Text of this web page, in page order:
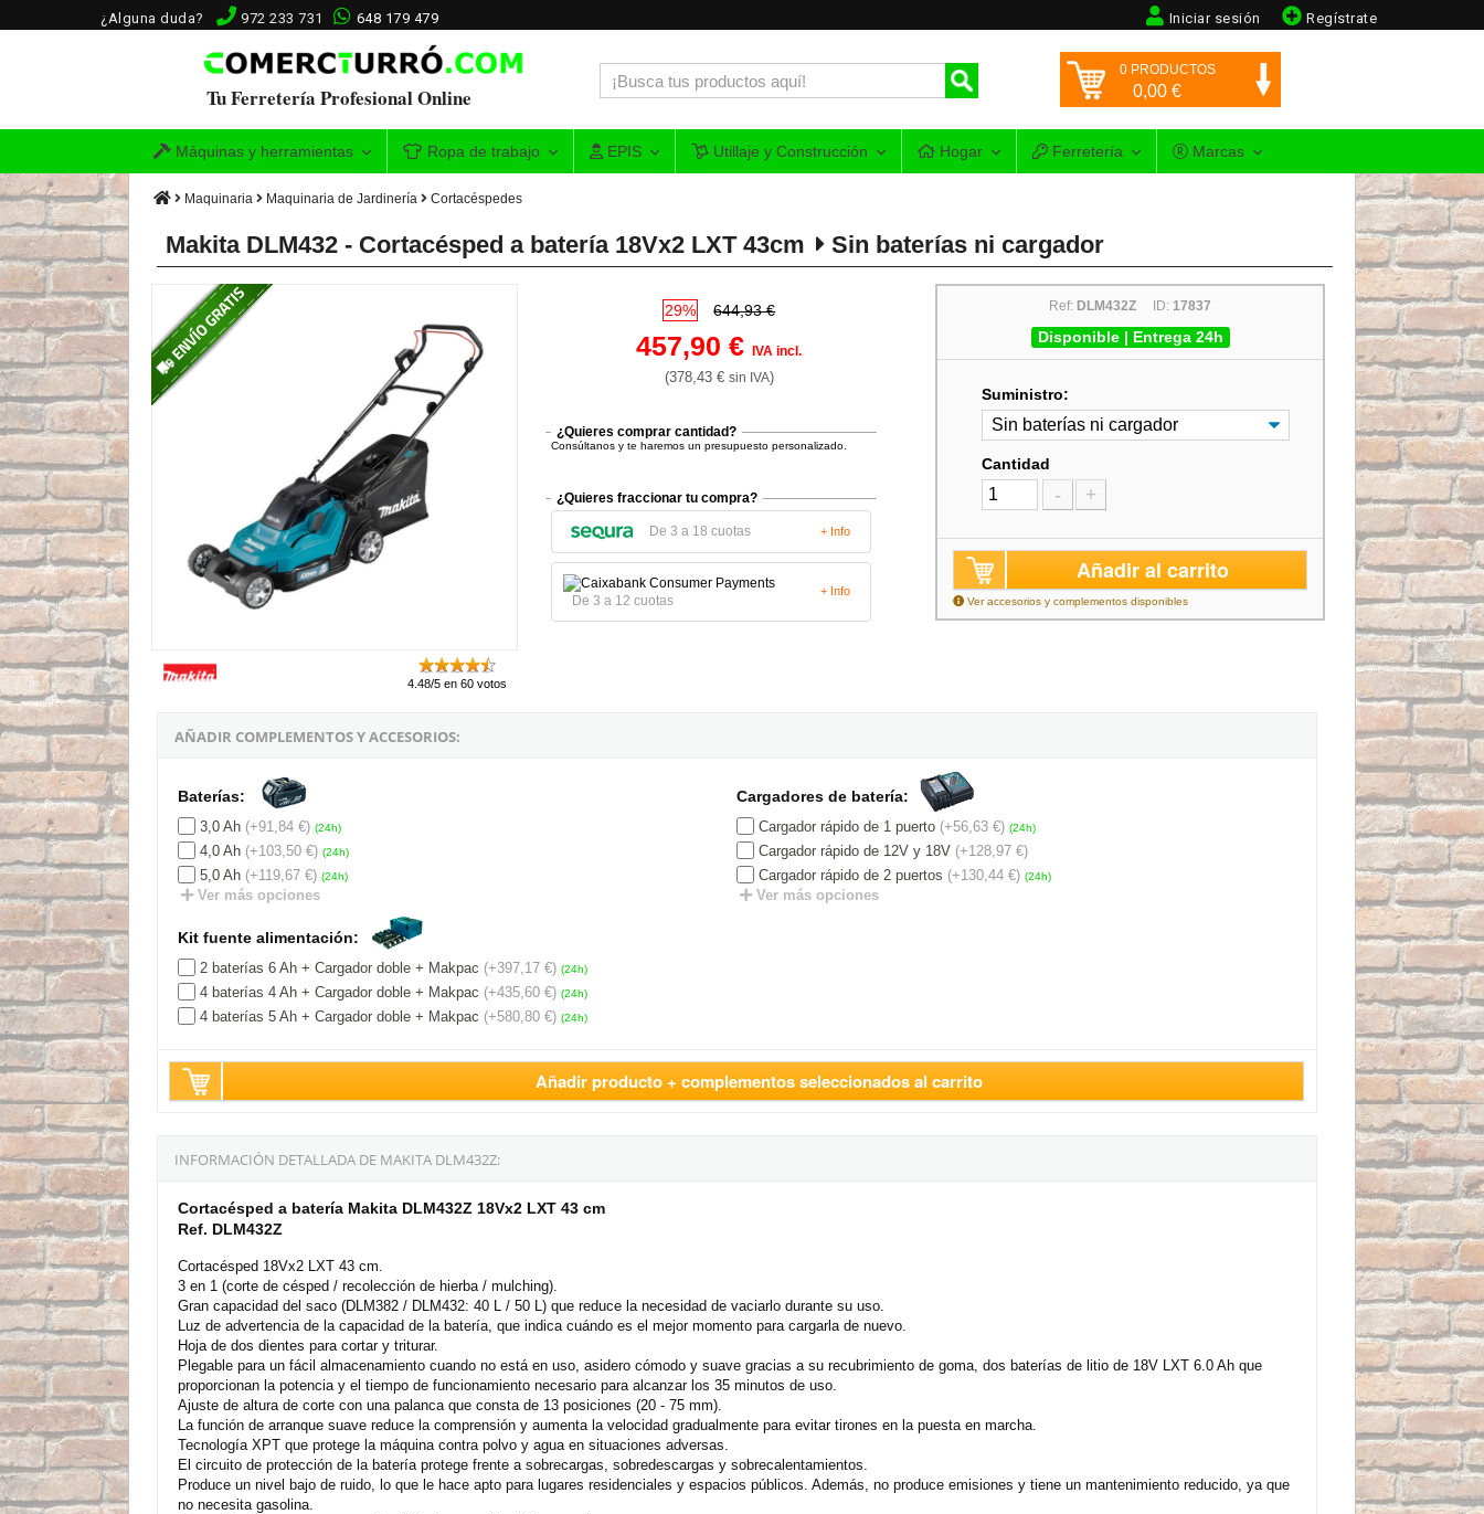
¿Alguna duda? 972 233 731 648 179 479 Regístrate
Iniciar sesión
Tu Ferretería Profesional Online
0 PRODUCTOS
0,00 €
Máquinas y herramientas Ropa de trabajo EPIS Utillaje y Construcción Hogar Ferretería Marcas
Maquinaria Maquinaria de Jardinería Cortacéspedes
Makita DLM432 - Cortacésped a batería 18Vx2 LXT 43cm Sin baterías ni cargador
4.48/5 en 60 votos
29% 644,93 €
457,90 €IVA incl.
(378,43 € sin IVA)
¿Quieres comprar cantidad?
Consúltanos y te haremos un presupuesto personalizado.
¿Quieres fraccionar tu compra?
De 3 a 18 cuotas + Info
De 3 a 12 cuotas
+ Info
Ref: DLM432Z ID:17837
Disponible | Entrega 24h
Suministro:
Cantidad
- +
Añadir al carrito
Ver accesorios y complementos disponibles
AÑADIR COMPLEMENTOS Y ACCESORIOS:
Baterías:
3,0 Ah (+91,84 €) (24h)
4,0 Ah (+103,50 €) (24h)
5,0 Ah (+119,67 €) (24h)
Ver más opciones
Cargadores de batería:
Cargador rápido de 1 puerto (+56,63 €) (24h)
Cargador rápido de 12V y 18V (+128,97 €)
Cargador rápido de 2 puertos (+130,44 €) (24h)
Ver más opciones
Kit fuente alimentación:
2 baterías 6 Ah + Cargador doble + Makpac (+397,17 €) (24h)
4 baterías 4 Ah + Cargador doble + Makpac (+435,60 €) (24h)
4 baterías 5 Ah + Cargador doble + Makpac (+580,80 €) (24h)
Añadir producto + complementos seleccionados al carrito
INFORMACIÓN DETALLADA DE MAKITA DLM432Z:
Cortacésped a batería Makita DLM432Z 18Vx2 LXT 43 cm
Ref. DLM432Z
Cortacésped 18Vx2 LXT 43 cm.
3 en 1 (corte de césped / recolección de hierba / mulching).
Gran capacidad del saco (DLM382 / DLM432: 40 L / 50 L) que reduce la necesidad de vaciarlo durante su uso.
Luz de advertencia de la capacidad de la batería, que indica cuándo es el mejor momento para cargarla de nuevo.
Hoja de dos dientes para cortar y triturar.
Plegable para un fácil almacenamiento cuando no está en uso, asidero cómodo y suave gracias a su recubrimiento de goma, dos baterías de litio de 18V LXT 6.0 Ah que
proporcionan la potencia y el tiempo de funcionamiento necesario para alcanzar los 35 minutos de uso.
Ajuste de altura de corte con una palanca que consta de 13 posiciones (20 - 75 mm).
La función de arranque suave reduce la comprensión y aumenta la velocidad gradualmente para evitar tirones en la puesta en marcha.
Tecnología XPT que protege la máquina contra polvo y agua en situaciones adversas.
El circuito de protección de la batería protege frente a sobrecargas, sobredescargas y sobrecalentamientos.
Produce un nivel bajo de ruido, lo que le hace apto para lugares residenciales y espacios públicos. Además, no produce emisiones y tiene un mantenimiento reducido, ya que
no necesita gasolina.